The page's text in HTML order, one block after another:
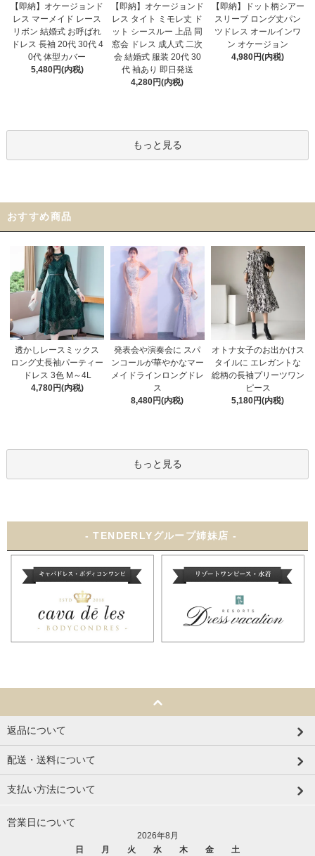
【即納】オケージョンド
レス マーメイド レース
リボン 結婚式 お呼ばれ
ドレス 長袖 20代 30代 4
0代 体型カバー
5,480円(内税)
【即納】オケージョンド
レス タイト ミモレ丈 ド
ット シースルー 上品 同
窓会 ドレス 成人式 二次
会 結婚式 服装 20代 30
代 袖あり 即日発送
4,280円(内税)
【即納】ドット柄シアー
スリーブ ロング丈パン
ツドレス オールインワ
ン オケージョン
4,980円(内税)
もっと見る
おすすめ商品
透かしレースミックス
ロング丈長袖パーティー
ドレス 3色 M～4L
4,780円(内税)
発表会や演奏会に スパ
ンコールが華やかなマー
メイドラインロングドレ
ス
8,480円(内税)
オトナ女子のお出かけス
タイルに エレガントな
総柄の長袖プリーツワン
ピース
5,180円(内税)
もっと見る
- TENDERLYグループ姉妹店 -
返品について
配送・送料について
支払い方法について
営業日について
2026年8月
日
月 火 水 木 金
土